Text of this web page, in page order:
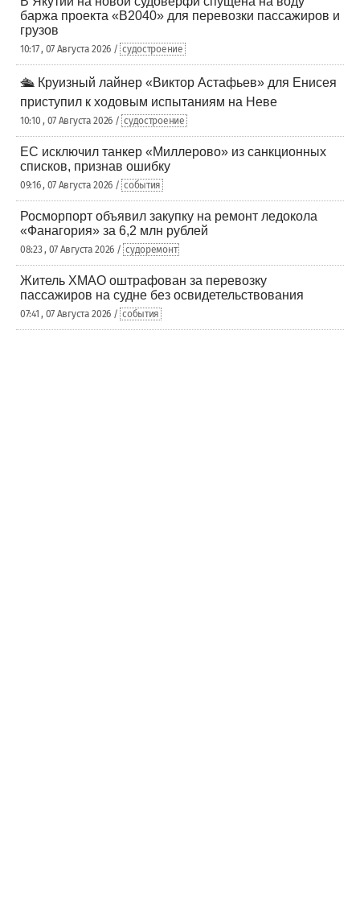
баржа проекта «В2040» для перевозки пассажиров и
грузов
10:17 , 07 Августа 2026 / судостроение
🛳️ Круизный лайнер «Виктор Астафьев» для Енисея
приступил к ходовым испытаниям на Неве
10:10 , 07 Августа 2026 / судостроение
ЕС исключил танкер «Миллерово» из санкционных
списков, признав ошибку
09:16 , 07 Августа 2026 / события
Росморпорт объявил закупку на ремонт ледокола
«Фанагория» за 6,2 млн рублей
08:23 , 07 Августа 2026 / судоремонт
Житель ХМАО оштрафован за перевозку
пассажиров на судне без освидетельствования
07:41 , 07 Августа 2026 / события